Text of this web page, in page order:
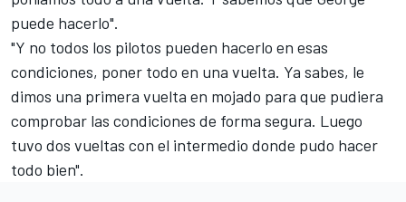
puede hacerlo".
"Y no todos los pilotos pueden hacerlo en esas
condiciones, poner todo en una vuelta. Ya sabes, le
dimos una primera vuelta en mojado para que pudiera
comprobar las condiciones de forma segura. Luego
tuvo dos vueltas con el intermedio donde pudo hacer
todo bien".